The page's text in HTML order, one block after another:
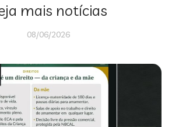
mais notícias
08/06/2026